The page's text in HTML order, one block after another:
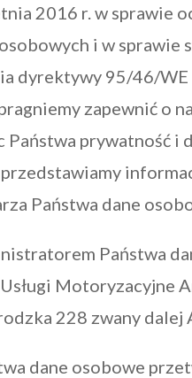
2016 r. w sprawie
i w sprawie
dyrektywy 95/46/WE
zapewnić o
Państwa prywatność i
Państwa dane
Państwa
Motoryzacyjne
228 zwany dalej
dane osobowe